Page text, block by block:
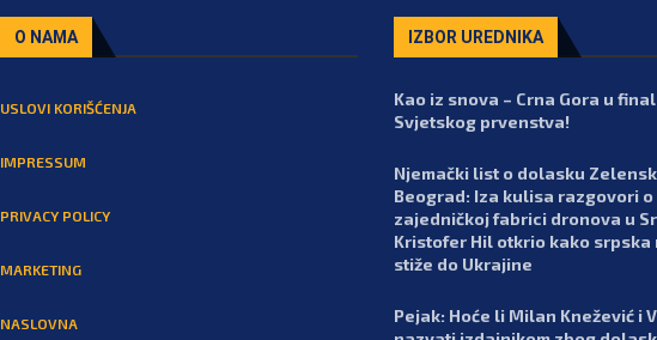
O NAMA
USLOVI KORIŠĆENJA
IMPRESSUM
PRIVACY POLICY
MARKETING
NASLOVNA
IZBOR UREDNIKA
Kao iz snova – Crna Gora u
Svjetskog prvenstva!
Njemački list o dolasku
Beograd: Iza kulisa razgovori o
zajedničkoj fabrici dronova u
Kristofer Hil otkrio kako srpska
stiže do Ukrajine
Pejak: Hoće li Milan Knežević i